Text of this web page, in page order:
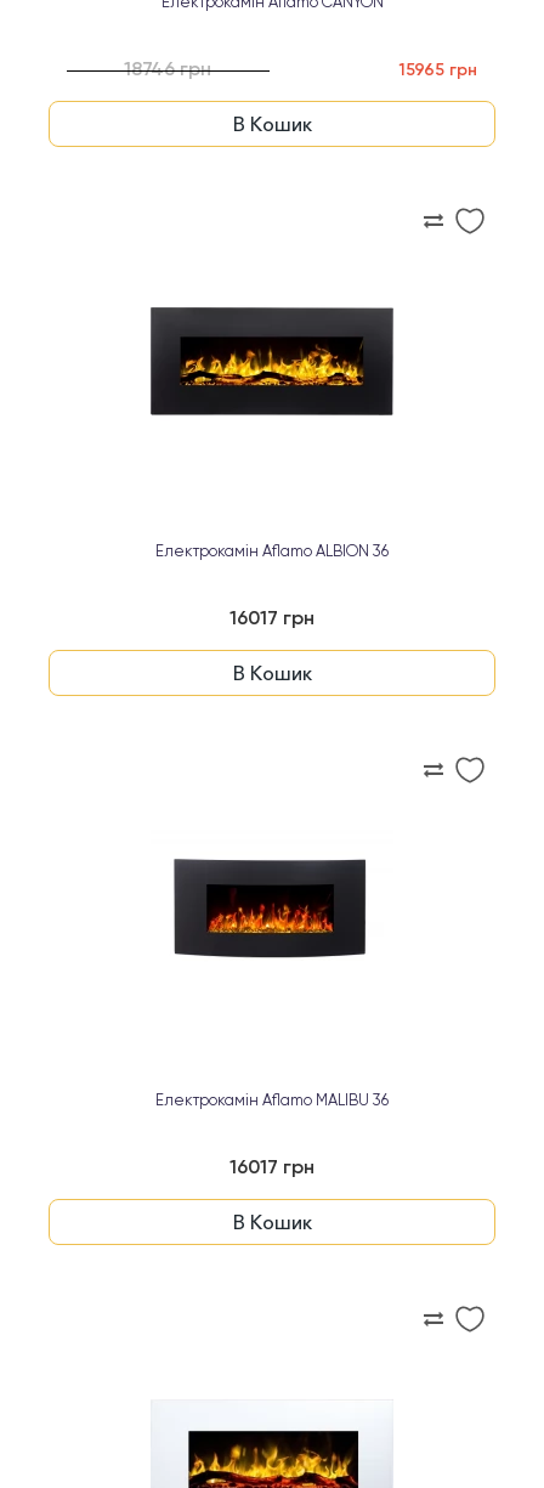
18746 грн 15965 грн
В Кошик
Електрокамін Aflamo ALBION 36
16017 грн
В Кошик
Електрокамін Aflamo MALIBU 36
16017 грн
В Кошик